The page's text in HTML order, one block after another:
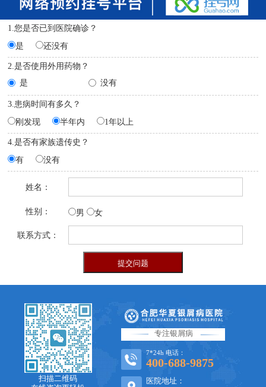
1.您是否已到医院确诊？
是
还没有
2.是否使用外用药物？
是
没有
3.患病时间有多久？
刚发现
半年内 1年以上
4.是否有家族遗传史？
有
没有
姓名：
性别： 男 女
联系方式：
扫描二维码
专注银屑病
7*24h 电话：
400-688-9875
医院地址：